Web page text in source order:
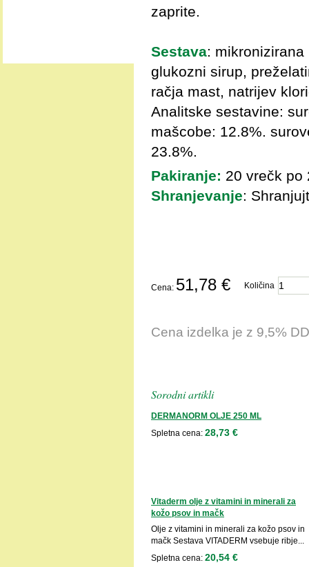
zaprite.
Sestava:
glukozni sirup,
račja mast, natrijev
Analitske sestavine:
mašcobe: 12.8%.
23.8%.
Pakiranje: 20 vrečk po
Shranjevanje:
Cena: 51,78 € Količina
Cena izdelka je z 9,5%
Sorodni artikli
DERMANORM OLJE 250 ML
Spletna cena: 28,73 €
Vitaderm olje z vitamini in minerali za
kožo psov in mačk
Olje z vitamini in minerali za kožo psov in
mačk Sestava VITADERM vsebuje ribje...
Spletna cena: 20,54 €